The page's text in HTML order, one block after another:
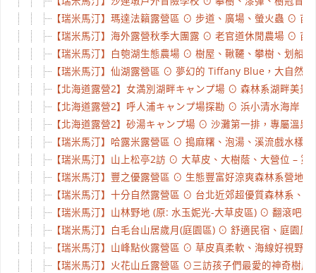
【瑞米馬汀】瑪達法籟露營區 ⊙ 步道、廣場、螢火蟲 ⊙ 苗
【瑞米馬汀】海外露營秋季大團露 ⊙ 老官道休閒農場 ⊙ 苗
【瑞米馬汀】白匏湖生態農場 ⊙ 樹屋、鞦韆、攀樹、划船
【瑞米馬汀】仙湖露營區 ⊙ 夢幻的 Tiffany Blue，大自然
【北海道露營2】女満別湖畔キャンプ場 ⊙ 森林系湖畔美
【北海道露營2】呼人浦キャンプ場探勘 ⊙ 浜小清水海岸
【北海道露營2】砂湯キャンプ場 ⊙ 沙灘第一排，專屬溫
【瑞米馬汀】哈露米露營區 ⊙ 搗麻糬、泡湯、溪流戲水樣
【瑞米馬汀】山上松亭2訪 ⊙ 大草皮、大樹蔭、大營位 –
【瑞米馬汀】豐之優露營區 ⊙ 生態豐富好涼爽森林系營地
【瑞米馬汀】十分自然露營區 ⊙ 台北近郊超優質森林系、
【瑞米馬汀】山林野地 (原: 水玉妮光-大草皮區) ⊙ 翻滾吧
【瑞米馬汀】白毛台山居歲月(庭園區) ⊙ 舒適民宿、庭園
【瑞米馬汀】山峰點伙露營區 ⊙ 草皮真柔軟、海線好視野
【瑞米馬汀】火花山丘露營區 ⊙三訪孩子們最愛的神奇樹